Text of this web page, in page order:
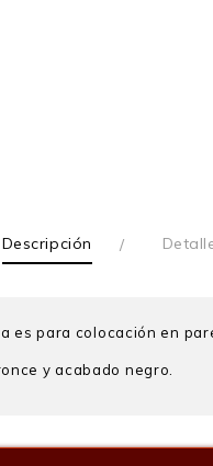
Descripción
es para colocación en
y acabado negro.